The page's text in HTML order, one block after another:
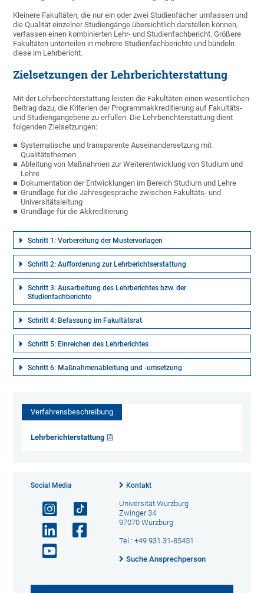
Kleinere Fakultäten, die nur ein oder zwei Studienfächer umfassen und
die Qualität einzelner Studiengänge übersichtlich darstellen können,
verfassen einen kombinierten Lehr- und Studienfachbericht. Größere
Fakultäten unterteilen in mehrere Studienfachberichte und bündeln
diese im Lehrbericht.
Zielsetzungen der Lehrberichterstattung
Mit der Lehrberichterstattung leisten die Fakultäten einen wesentlichen
Beitrag dazu, die Kriterien der Programmakkreditierung auf Fakultäts-
und Studiengangebene zu erfüllen. Die Lehrberichterstattung dient
folgenden Zielsetzungen:
Systematische und transparente Auseinandersetzung mit
Qualitätsthemen
Ableitung von Maßnahmen zur Weiterentwicklung von Studium und
Lehre
Dokumentation der Entwicklungen im Bereich Studium und Lehre
Grundlage für die Jahresgespräche zwischen Fakultäts- und
Universitätsleitung
Grundlage für die Akkreditierung
Schritt 1: Vorbereitung der Mustervorlagen
Schritt 2: Aufforderung zur Lehrberichtserstattung
Schritt 3: Ausarbeitung des Lehrberichtes bzw. der
Studienfachberichte
Schritt 4: Befassung im Fakultätsrat
Schritt 5: Einreichen des Lehrberichtes
Schritt 6: Maßnahmenableitung und -umsetzung
Verfahrensbeschreibung
Lehrberichterstattung
Social Media Kontakt
Universität Würzburg
Zwinger 34
97070 Würzburg
Tel.: +49 931 31-85451
Suche Ansprechperson